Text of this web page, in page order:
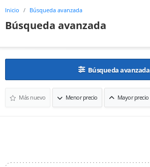
Inicio Búsqueda avanzada
Búsqueda avanzada
Búsqueda avanzada
Más nuevo Menor precio Mayor precio